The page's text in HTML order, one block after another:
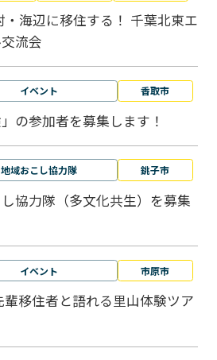
・海辺に移住する！ 千葉北東エ
流会
イベント 香取市
の参加者を募集します！
地域おこし協力隊 銚子市
し協力隊（多文化共生）を募集
イベント 市原市
輩移住者と語れる里山体験ツア